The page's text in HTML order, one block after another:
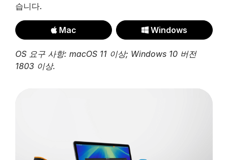
습니다.
Mac Windows
OS 요구 사항: macOS 11 이상; Windows 10 버전
1803 이상.